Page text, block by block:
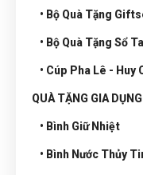
• Bộ Quà Tặng
• Bộ Quà Tặng Sổ
• Cúp Pha Lê - Huy
QUÀ TẶNG GIA DỤNG
• Bình Giữ Nhiệt
• Bình Nước Thủy